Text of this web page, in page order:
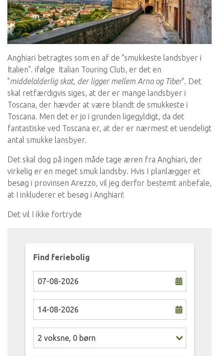
Anghiari betragtes som en af ​​de "smukkeste landsbyer i
Italien". ifølge Italian Touring Club, er det en
"middelalderlig skat, der ligger mellem Arno og Tiber". Det
skal retfærdigvis siges, at der er mange landsbyer i
Toscana, der hævder at være blandt de smukkeste i
Toscana. Men det er jo i grunden ligegyldigt, da det
fantastiske ved Toscana er, at der er nærmest et uendeligt
antal smukke lansbyer.
Det skal dog på ingen måde tage æren fra Anghiari, der
virkelig er en meget smuk landsby. Hvis I planlægger et
besøg i provinsen Arezzo, vil jeg derfor bestemt anbefale,
at I inkluderer et besøg i Anghiari!
Det vil I ikke fortryde
Find feriebolig
2 voksne, 0 børn